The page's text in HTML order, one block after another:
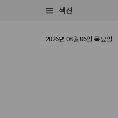
섹션
2026년 08월 06일 목요일